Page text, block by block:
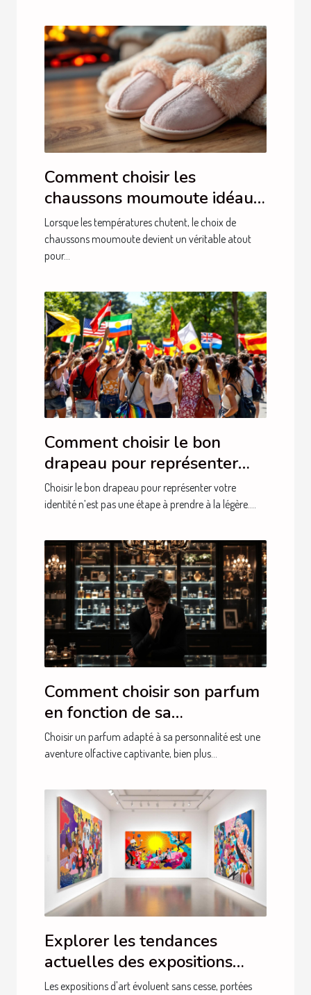
Comment choisir les
chaussons moumoute idéaux
pour l'hiver ?
Lorsque les températures chutent, le choix de
chaussons moumoute devient un véritable atout
pour...
Comment choisir le bon
drapeau pour représenter
votre identité ?
Choisir le bon drapeau pour représenter votre
identité n’est pas une étape à prendre à la légère....
Comment choisir son parfum
en fonction de sa
personnalité?
Choisir un parfum adapté à sa personnalité est une
aventure olfactive captivante, bien plus...
Explorer les tendances
actuelles des expositions
d'art
Les expositions d'art évoluent sans cesse, portées